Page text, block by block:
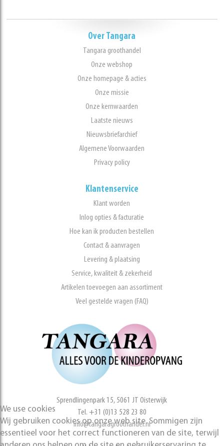
Over Tangara
Tangara groothandel
Onze webshop
Onze homepage & acties
Onze missie
Onze kernwaarden
Laatste nieuws
Nieuwsbriefarchief
Algemene Voorwaarden
Privacy policy
Klantenservice
Klant worden
Inlog opties & facturatie
Hoe kan ik producten bestellen
Contact & aanvragen
Levering & plaatsing
Service, kwaliteit & zekerheid
Artikelen toevoegen aan assortiment
Veel gestelde vragen (FAQ)
Sprendlingenpark 15, 5061 JT Oisterwijk
Tel. +31 (0)13 528 23 80
info@tangaragroothandel.nl
We use cookies
Wij gebruiken cookies op onze web site. Sommigen zijn
essentieel voor het correct functioneren van de site, terwijl